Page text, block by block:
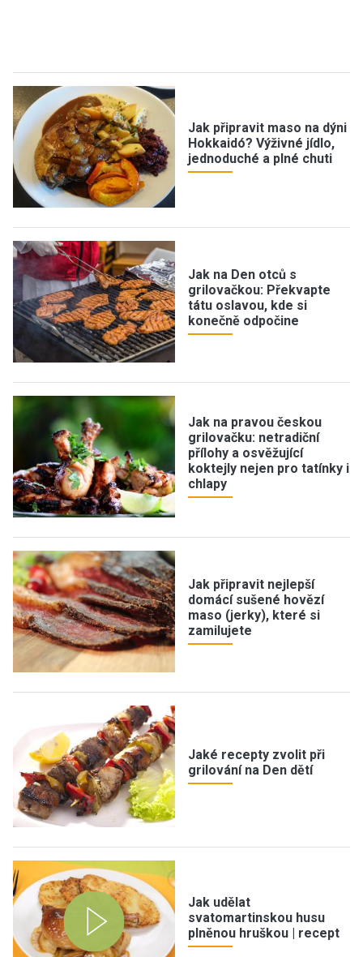
Jak připravit maso na dýni
Hokkaidó? Výživné jídlo,
jednoduché a plné chuti
Jak na Den otců s
grilovačkou: Překvapte
tátu oslavou, kde si
konečně odpočine
Jak na pravou českou
grilovačku: netradiční
přílohy a osvěžující
koktejly nejen pro tatínky i
chlapy
Jak připravit nejlepší
domácí sušené hovězí
maso (jerky), které si
zamilujete
Jaké recepty zvolit při
grilování na Den dětí
Jak udělat
svatomartinskou husu
plněnou hruškou | recept